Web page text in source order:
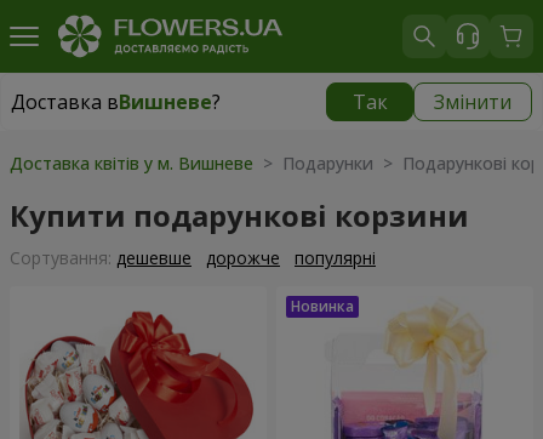
Доставка вВишневе? Так Змінити
Доставка вВишневе|
Доставка квітів у м. Вишневе > Подарунки > Подарункові
Купити подарункові корзини
Сортування: дешевше дорожче популярні